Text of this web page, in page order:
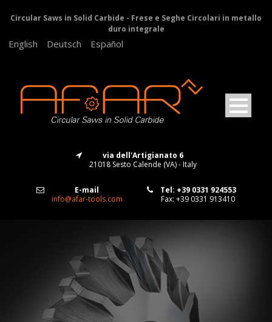
Circular Saws in Solid Carbide - Frese e Seghe Circolari in metallo
duro integrale
English Deutsch Español
via dell'Artigianato 6
21018 Sesto Calende (VA) - Italy
E-mail
info@afar-tools.com
Tel: +39 0331 924553
Fax: +39 0331 913410